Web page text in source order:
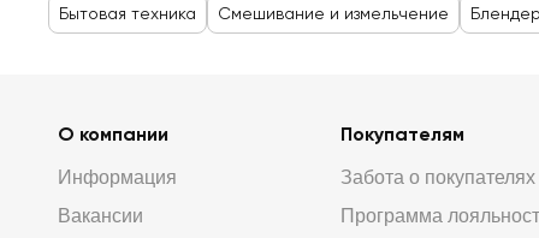
Бытовая техника Смешивание и измельчение
О компании
Информация
Вакансии
Покупателям
Забота о покупателях
Программа